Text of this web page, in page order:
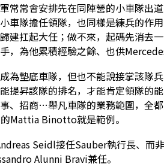
常常會安排先在同陣營的小車隊出
車隊擔任領隊，也同樣是練兵的作
建扛起大任；做不來，起碼先消去
，為他累積經驗之餘、也供
為墊底車隊，但也不能說接掌該
提昇該隊的排名，才能肯定領隊的
、招商…舉凡車隊的業務範圍，全
Mattia Binotto就是範例。
Seidl接任Sauber執行長、而
Alunni Bravi兼任。